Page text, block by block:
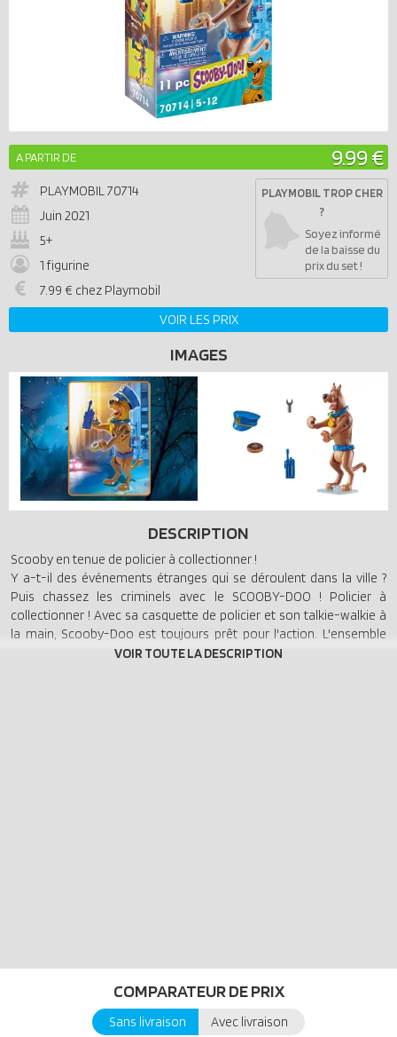
A PARTIR DE 9.99 €
PLAYMOBIL70714
Juin 2021
5+
1 figurine
7.99 € chez Playmobil
PLAYMOBIL TROP CHER
?
Soyez informé
de la baisse du
prix du set !
VOIR LES PRIX
IMAGES
DESCRIPTION
Scooby en tenue de policier à collectionner !
Y a-t-il des événements étranges qui se déroulent dans la ville ?
Puis chassez les criminels avec le SCOOBY-DOO ! Policier à
collectionner ! Avec sa casquette de policier et son talkie-walkie à
la main, Scooby-Doo est toujours prêt pour l'action. L'ensemble
comprend Scooby-Doo, une ceinture, une casquette et d'autres
COMPARATEUR DE PRIX
Sans livraison Avec livraison